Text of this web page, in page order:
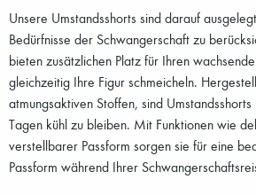
Unsere Umstandsshorts sind darauf
Bedürfnisse der Schwangerschaft zu
bieten zusätzlichen Platz für Ihren
gleichzeitig Ihre Figur schmeicheln.
atmungsaktiven Stoffen, sind
Tagen kühl zu bleiben. Mit Funktionen wie
verstellbarer Passform sorgen sie für eine
Passform während Ihrer